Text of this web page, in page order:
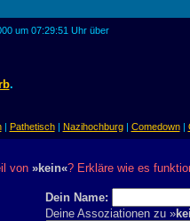
um 07:29:51 Uhr über
.
| Pathetisch| Nazihochburg| Comedown|
von »kein«? Erkläre wie es
Dein Name:
Deine Assoziationen zu »